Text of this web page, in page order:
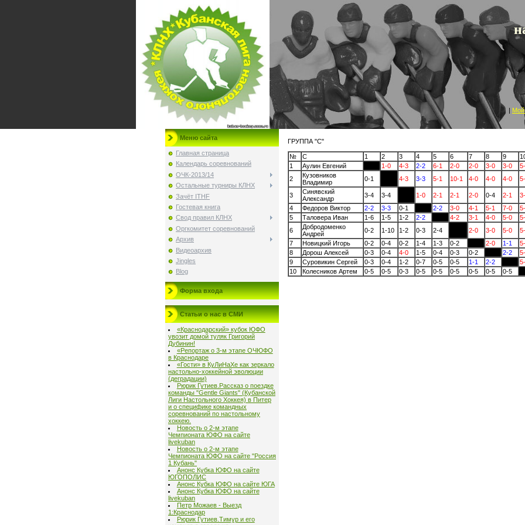
|
Меню сайта
Главная страница
Календарь соревнований
ОЧК-2013/14
Остальные турниры КЛНХ
Зачёт ITHF
Гостевая книга
Свод правил КЛНХ
Оргкомитет соревнований
Архив
Видеоархив
Jingles
Blog
Форма входа
Статьи о нас в СМИ
«Краснодарский» кубок ЮФО
увозит домой туляк Григорий
Дубинин!
«Репортаж о 3-м этапе ОЧЮФО
в Краснодаре
«Гости» в КуЛиНаХе как зеркало
настольно-хоккейной эволюции
(деградации)
Рюрик Гутиев.Рассказ о поездке
команды "Gentle Giants" (Кубанской
Лиги Настольного Хоккея) в Питер
и о специфике командных
соревнований по настольному
хоккею.
Новость о 2-м этапе
Чемпионата ЮФО на сайте
livekuban
Новость о 2-м этапе
Чемпионата ЮФО на сайте "Россия
1 Кубань"
Анонс Кубка ЮФО на сайте
ЮГОПОЛИС
Анонс Кубка ЮФО на сайте ЮГА
Анонс Кубка ЮФО на сайте
livekuban
Петр Можаев - Выезд
1:Краснодар
Рюрик Гутиев.Тимур и его
ГРУППА "С"
№ C 1 2 3 4 5 6 7 8 9
1
Аулин Евгений 1-0 4-3 2-2 6-1 2-0 2-0 3-0 3-0
2
Кузовников
Владимир
0-1 4-3 3-3 5-1 10-1 4-0 4-0 4-0
3
Синявский
Александр
3-4 3-4 1-0 2-1 2-1 2-0 0-4 2-1
4
Федоров Виктор 2-2 3-3 0-1 2-2 3-0 4-1 5-1 7-0
5
Таловера Иван 1-6 1-5 1-2 2-2 4-2 3-1 4-0 5-0
6
Добродоменко
Андрей
0-2 1-10 1-2 0-3 2-4 2-0 3-0 5-0
7
Новицкий Игорь 0-2 0-4 0-2 1-4 1-3 0-2 2-0 1-1
8
Дорош Алексей 0-3 0-4 4-0 1-5 0-4 0-3 0-2 2-2
9
Суровикин Сергей 0-3 0-4 1-2 0-7 0-5 0-5 1-1 2-2
10
Колесников Артем 0-5 0-5 0-3 0-5 0-5 0-5 0-5 0-5 0-5